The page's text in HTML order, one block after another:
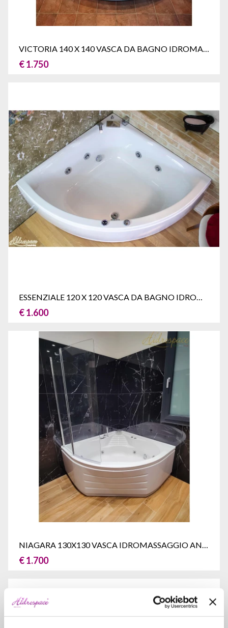
VICTORIA 140 X 140 VASCA DA BAGNO IDROMASSAGGIO ANGOLARE CON SEDUTA
€ 1.750
€ 1.600
NIAGARA 130X130 VASCA IDROMASSAGGIO ANGOLARE
€ 1.700